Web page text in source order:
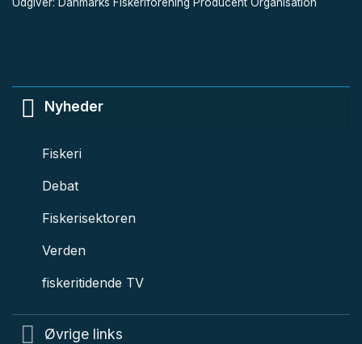
Nyheder
Fiskeri
Debat
Fiskerisektoren
Verden
fiskeritidende TV
Øvrige links